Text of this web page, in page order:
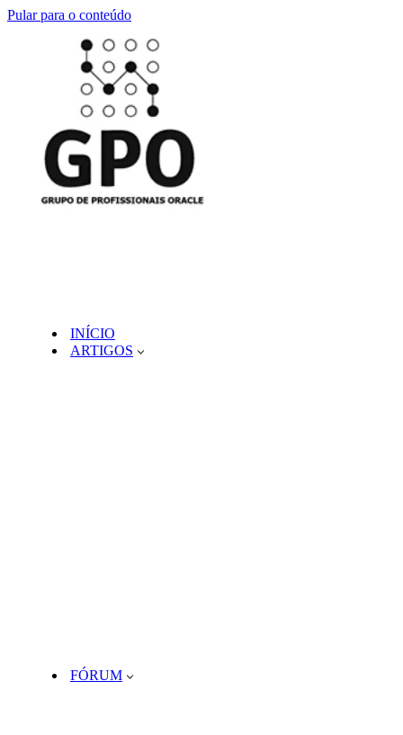
Pular para o conteúdo
INÍCIO
ARTIGOS
FÓRUM